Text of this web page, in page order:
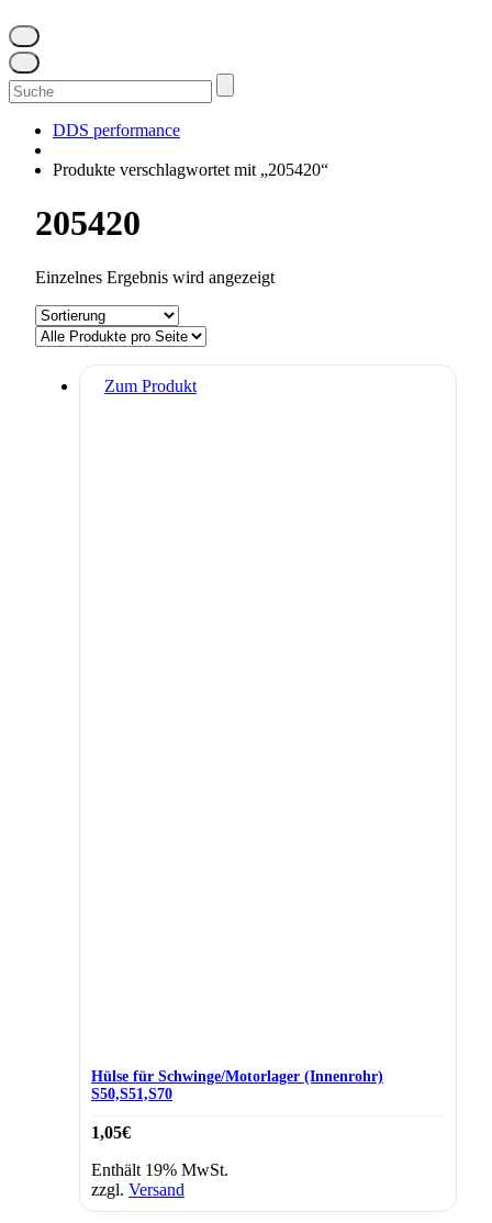
Suchen
nach:
DDS performance
Produkte verschlagwortet mit „205420“
205420
Einzelnes Ergebnis wird angezeigt
Zum Produkt
Hülse für Schwinge/Motorlager (Innenrohr)
S50,S51,S70
1,05€
Enthält 19% MwSt.
zzgl. Versand